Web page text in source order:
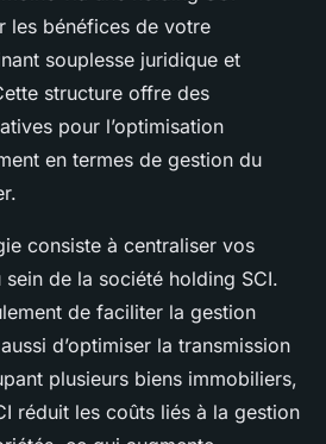
les bénéfices de votre
souplesse juridique et
structure offre des
pour l’optimisation
en termes de gestion du
consiste à centraliser vos
de la société holding SCI.
de faciliter la gestion
d’optimiser la transmission
plusieurs biens immobiliers,
réduit les coûts liés à la gestion